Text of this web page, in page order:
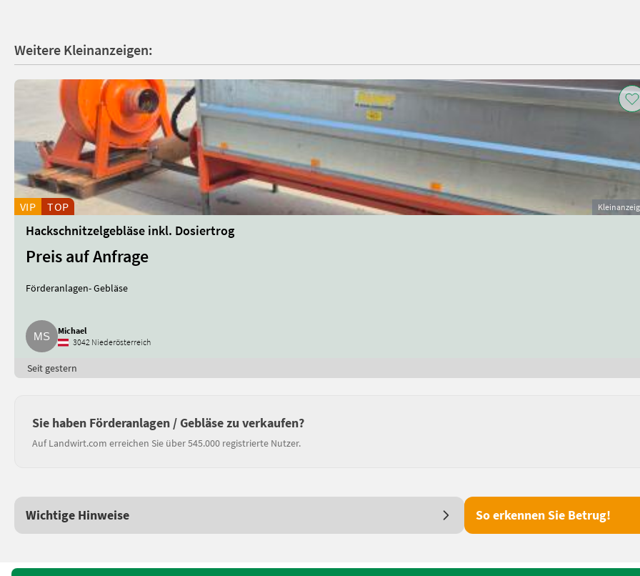
Weitere Kleinanzeigen:
VIP TOP
Hackschnitzelgebläse inkl. Dosiertrog
Preis auf Anfrage
Förderanlagen- Gebläse
Michael
3042 Niederösterreich
Seit gestern
Sie haben Förderanlagen / Gebläse zu verkaufen?
Auf Landwirt.com erreichen Sie über 545.000 registrierte Nutzer.
Wichtige Hinweise So erkennen Sie Betrug!